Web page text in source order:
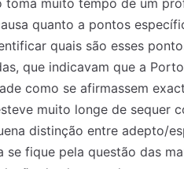
quanto a pontos
quais são esses
que indicavam que a
como se afirmassem
muito longe de sequer
distinção entre adepto/
se fique pela questão das